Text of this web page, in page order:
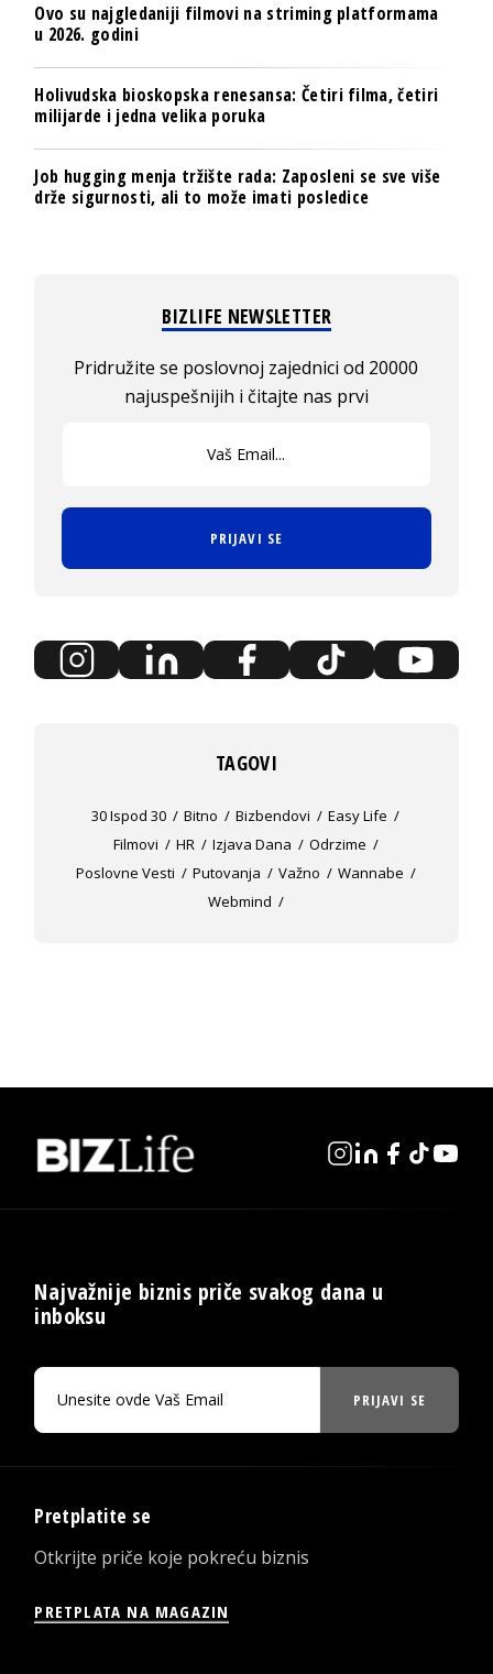
Ovo su najgledaniji filmovi na striming platformama
u 2026. godini
Holivudska bioskopska renesansa: Četiri filma, četiri
milijarde i jedna velika poruka
Job hugging menja tržište rada: Zaposleni se sve više
drže sigurnosti, ali to može imati posledice
BIZLIFE NEWSLETTER
Pridružite se poslovnoj zajednici od 20000
najuspešnijih i čitajte nas prvi
PRIJAVI SE
TAGOVI
30 Ispod 30 Bitno Bizbendovi
Easy Life
Filmovi
HR Izjava Dana
Odrzime
Poslovne Vesti
Putovanja Važno
Wannabe
Webmind
Najvažnije biznis priče svakog dana u
inboksu
PRIJAVI SE
Pretplatite se
Otkrijte priče koje pokreću biznis
PRETPLATA NA MAGAZIN